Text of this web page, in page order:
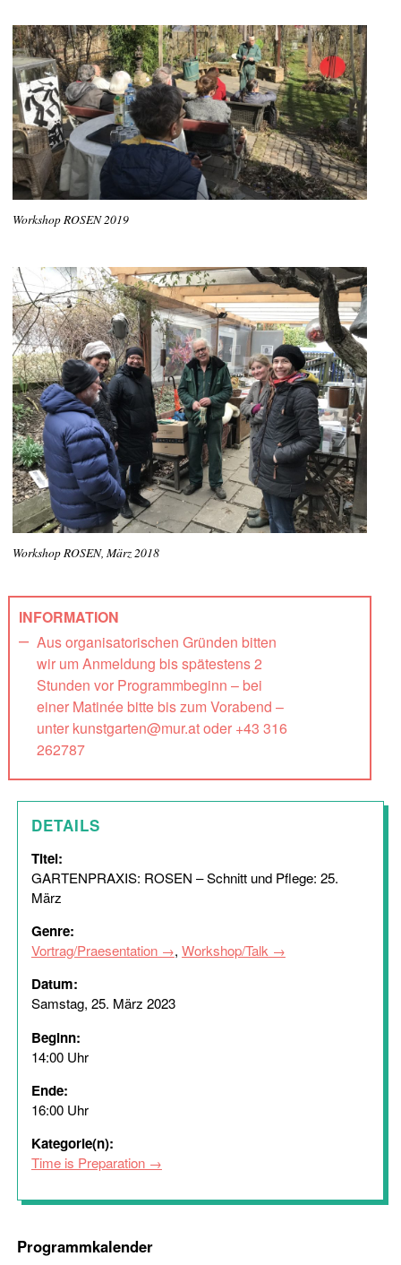
Workshop ROSEN 2019
Workshop ROSEN, März 2018
INFORMATION
Aus organisatorischen Gründen bitten
wir um Anmeldung bis spätestens 2
Stunden vor Programmbeginn – bei
einer Matinée bitte bis zum Vorabend –
unter kunstgarten@mur.at oder +43 316
262787
DETAILS
Titel:
GARTENPRAXIS: ROSEN – Schnitt und Pflege: 25.
März
Genre:
Vortrag/Praesentation , Workshop/Talk
Datum:
Samstag, 25. März 2023
Beginn:
14:00 Uhr
Ende:
16:00 Uhr
Kategorie(n):
Time is Preparation
Programmkalender